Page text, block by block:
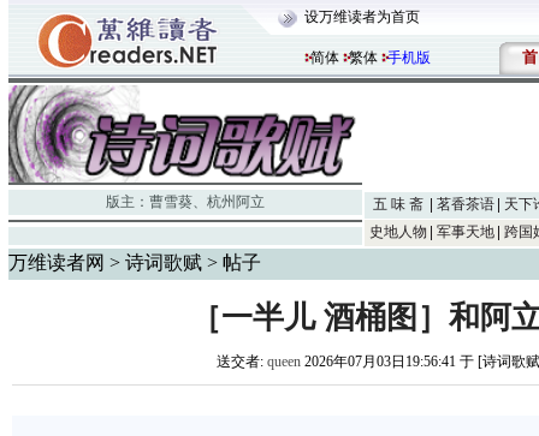
设万维读者为首页
简体 繁体 手机版 首
版主： 曹雪葵、 杭州阿立 五 味 斋 茗香茶语
天下
史地人物
军事天地 跨国
万维读者网 > 诗词歌赋 > 帖子
［一半儿 酒桶图］和阿
送交者: queen2026年07月03日19:56:41 于 [诗词歌